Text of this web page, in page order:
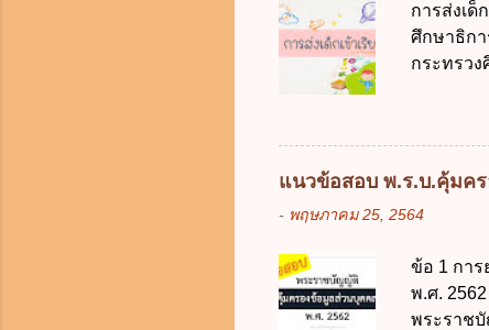
เป็นศูนย์
บริหารจัด
ภาครัฐแ
การส่งเด็
ศึกษาธิกา
กระทรว
การศึกษ
ดังนี้ 1. ค
แต่เด็กที่
มารดา
ประมวล
ของการเ
ภายใน 7
แนวข้อสอบ พ.ร.บ.คุ้มค
- พฤษภาคม 25, 2564
ข้อ 1 กา
พ.ศ.
พระราช